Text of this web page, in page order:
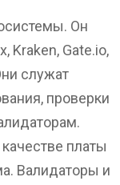
Он
Kraken, Gate.io,
служат
проверки
платы
Валидаторы и